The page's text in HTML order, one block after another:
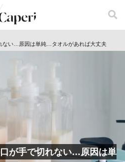
ない…原因は単純…タオルがあれば大丈夫
が手で切れない…原因は単